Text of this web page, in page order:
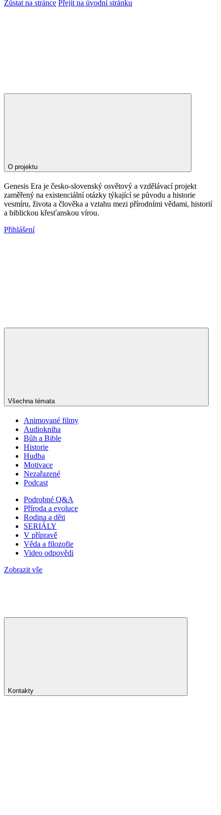
Zůstat na stránce Přejít na úvodní stránku
O projektu
Genesis Era je česko-slovenský osvětový a vzdělávací projekt
zaměřený na existenciální otázky týkající se původu a historie
vesmíru, života a člověka a vztahu mezi přírodními vědami, historií
a biblickou křesťanskou vírou.
Přihlášení
Všechna témata
Animované filmy
Audiokniha
Bůh a Bible
Historie
Hudba
Motivace
Nezařazené
Podcast
Podrobné Q&A
Příroda a evoluce
Rodina a děti
SERIÁLY
V přípravě
Věda a filozofie
Video odpovědi
Zobrazit vše
Kontakty